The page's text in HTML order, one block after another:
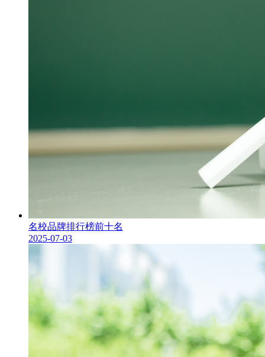
名校品牌排行榜前十名
2025-07-03